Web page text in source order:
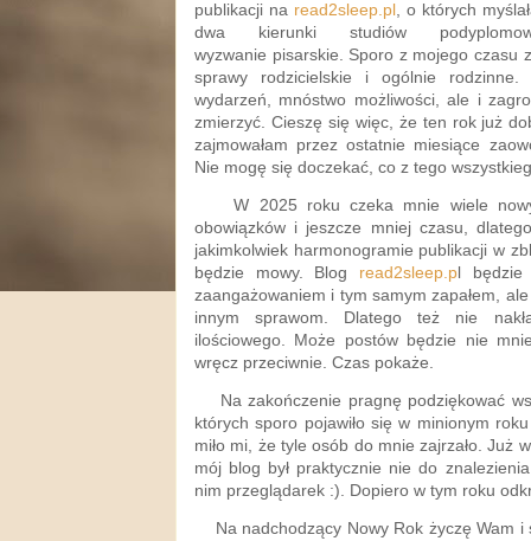
publikacji na read2sleep.pl , o których
dwa kierunki studiów
wyzwanie pisarskie. Sporo z mojego czasu
sprawy rodzicielskie i ogólnie rodzinne.
wydarzeń, mnóstwo możliwości, ale i
zmierzyć. Cieszę się więc, że ten rok już
zajmowałam przez ostatnie miesiące
Nie mogę się doczekać, co z tego
W 2025 roku czeka mnie wiele
obowiązków i jeszcze mniej czasu,
jakimkolwiek harmonogramie publikacji w
będzie mowy. Blog read2sleep.p l
zaangażowaniem i tym samym zapałem,
innym sprawom. Dlatego też nie
ilościowego. Może postów będzie nie
wręcz przeciwnie. Czas pokaże.
Na zakończenie pragnę podziękować
których sporo pojawiło się w minionym
miło mi, że tyle osób do mnie zajrzało. Już
mój blog był praktycznie nie do
nim przeglądarek :). Dopiero w tym roku
Na nadchodzący Nowy Rok życzę Wam i